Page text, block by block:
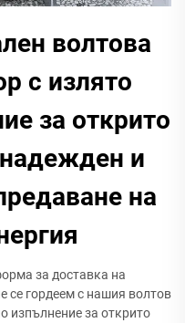
волтова
с излято
за открито
и
на
за доставка на
се гордеем с нашия волтов
изпълнение за открито